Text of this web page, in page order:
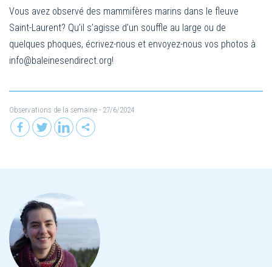
Vous avez observé des mammifères marins dans le fleuve
Saint-Laurent? Qu’il s’agisse d’un souffle au large ou de
quelques phoques, écrivez-nous et envoyez-nous vos photos à
info@baleinesendirect.org!
Observations de la semaine - 27/6/2024